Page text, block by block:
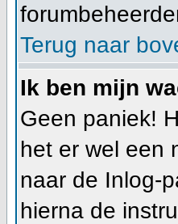
Terug naar
Ik ben mijn
Geen paniek!
het er wel een
naar de Inlog-
hierna de